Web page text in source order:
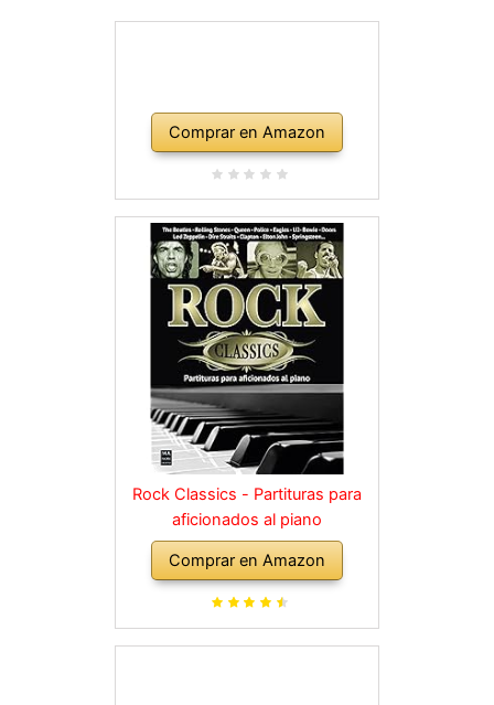
Comprar en Amazon
Rock Classics - Partituras para
aficionados al piano
Comprar en Amazon